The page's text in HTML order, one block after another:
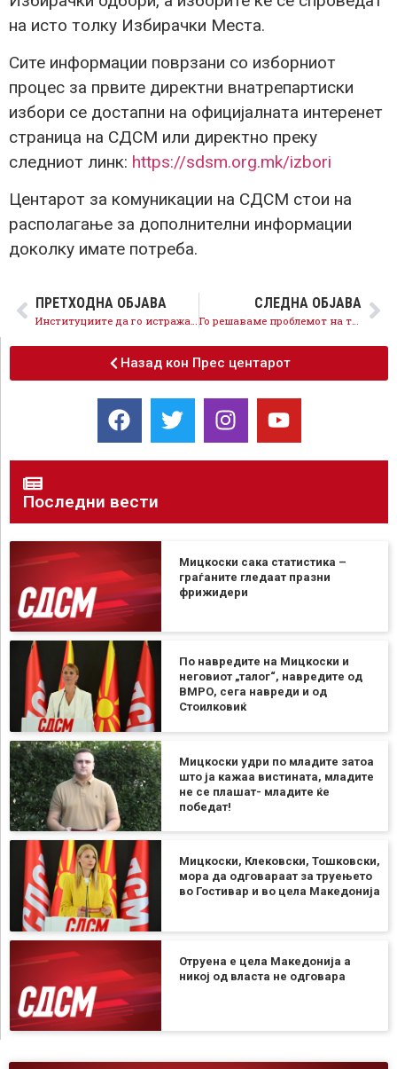
на исто толку Избирачки Места.
Сите информации поврзани со изборниот
процес за првите директни внатрепартиски
избори се достапни на официјалната интеренет
страница на СДСМ или директно преку
следниот линк: https://sdsm.org.mk/izbori
Центарот за комуникации на СДСМ стои на
располагање за дополнителни информации
доколку имате потреба.
ПРЕТХОДНА ОБЈАВА СЛЕДНА ОБЈАВА
Го решаваме проблемот на тутунарите, се откупува вишокот произведен тутун
Назад кон Прес центарот
Последни вести
Мицкоски сака статистика –
граѓаните гледаат празни
фрижидери
По навредите на Мицкоски и
неговиот „талог“, навредите од
ВМРО, сега навреди и од
Стоилковиќ
Мицкоски удри по младите затоа
што ја кажаа вистината, младите
не се плашат- младите ќе
победат!
Мицкоски, Клековски, Тошковски,
мора да одговараат за труењето
во Гостивар и во цела Македонија
Отруена е цела Македонија а
никој од власта не одговара